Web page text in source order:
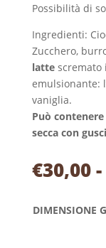
Possibilità di
Ingredienti:
Zucchero,
lattescremato
emulsionante:
vaniglia.
Può
secca con
€30,00 -
DIMENSIONE